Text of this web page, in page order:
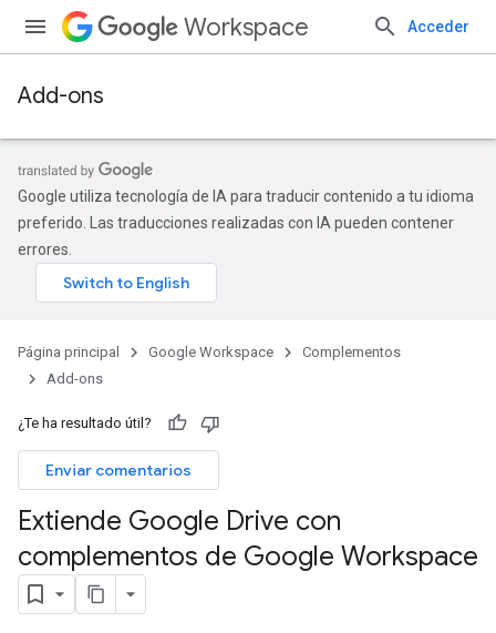
Workspace Acceder
Add-ons
Google utiliza tecnología de IA para traducir contenido a tu idioma
preferido. Las traducciones realizadas con IA pueden contener
errores.
Página principal Google Workspace
Complementos
Add-ons
¿Te ha resultado útil?
Enviar comentarios
Extiende Google Drive con
complementos de Google Workspace